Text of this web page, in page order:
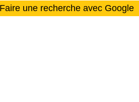
Faire une recherche avec Google